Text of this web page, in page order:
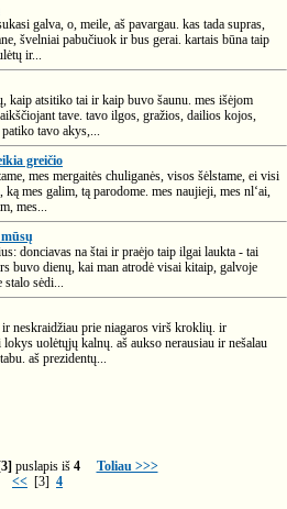
galva, o, meile, aš pavargau. kas tada supras,
švelniai pabučiuok ir bus gerai. kartais būna taip
ir...
kaip atsitiko tai ir kaip buvo šaunu. mes išėjom
tave. tavo ilgos, gražios, dailios kojos,
tavo akys,...
greičio
mes mergaitės chuliganės, visos šėlstame, ei visi
mes galim, tą parodome. mes naujieji, mes nl‘ai,
mes...
donciavas na štai ir praėjo taip ilgai laukta - tai
buvo dienų, kai man atrodė visai kitaip, galvoje
stalo sėdi...
neskraidžiau prie niagaros virš kroklių. ir
uolėtųjų kalnų. aš aukso nerausiau ir nešalau
aš prezidentų...
[3] puslapis iš 4
Toliau >>>
<< [3] 4